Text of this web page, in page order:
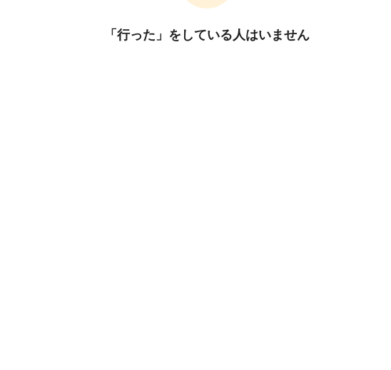
「行った」をしている人はいません